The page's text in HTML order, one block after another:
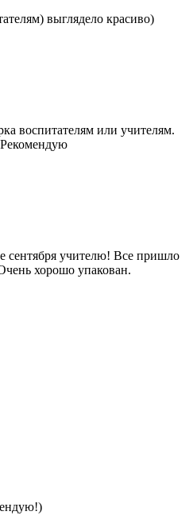
выглядело красиво)
воспитателям или учителям.
сентября учителю! Все пришло
хорошо упакован.